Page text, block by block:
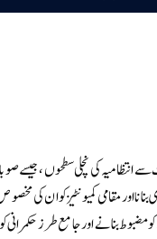
کی نچلی سطحوں، جیسے
اور مقامی کمیونٹیز کو ان کی
بنانے اور جامع طرز